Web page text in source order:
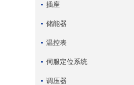
插座
储能器
温控表
伺服定位系统
调压器